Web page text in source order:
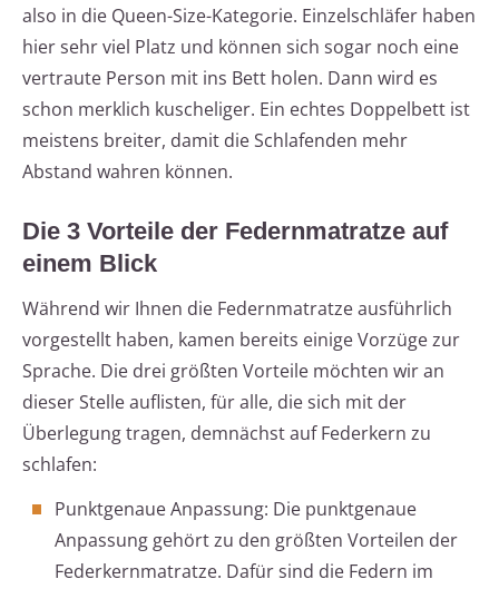
also in die Queen-Size-Kategorie. Einzelschläfer haben
hier sehr viel Platz und können sich sogar noch eine
vertraute Person mit ins Bett holen. Dann wird es
schon merklich kuscheliger. Ein echtes Doppelbett ist
meistens breiter, damit die Schlafenden mehr
Abstand wahren können.
Die 3 Vorteile der Federnmatratze auf
einem Blick
Während wir Ihnen die Federnmatratze ausführlich
vorgestellt haben, kamen bereits einige Vorzüge zur
Sprache. Die drei größten Vorteile möchten wir an
dieser Stelle auflisten, für alle, die sich mit der
Überlegung tragen, demnächst auf Federkern zu
schlafen:
Punktgenaue Anpassung: Die punktgenaue
Anpassung gehört zu den größten Vorteilen der
Federkernmatratze. Dafür sind die Federn im